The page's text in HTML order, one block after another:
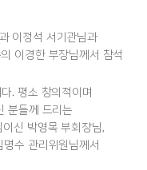
이정석 서기관님과
이경한 부장님께서 참석
. 평소 창의적이며
분들께 드리는
신 박영목 부회장님,
수 관리위원님께서